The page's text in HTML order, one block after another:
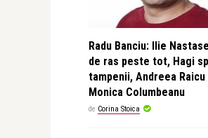
Radu Banciu: Ilie
de ras peste tot, Hagi
tampenii, Andreea
Monica Columbeanu
de Corina Stoica